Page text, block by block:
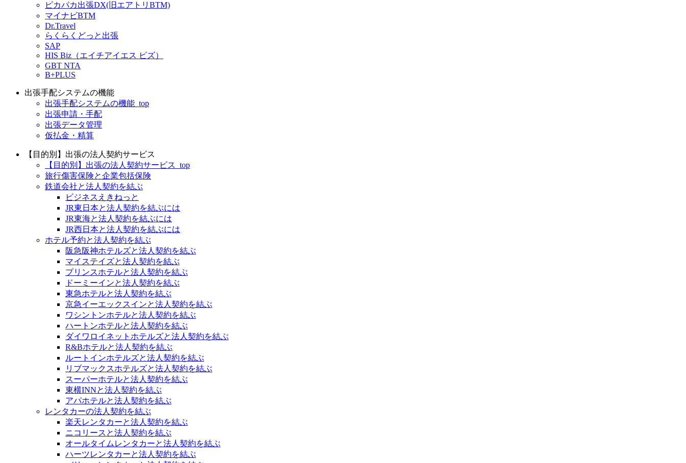
ピカパカ出張DX(旧エアトリBTM)
マイナビBTM
Dr.Travel
らくらくどっと出張
SAP
HIS Biz（エイチアイエス ビズ）
GBT NTA
B+PLUS
出張手配システムの機能
出張手配システムの機能_top
出張申請・手配
出張データ管理
仮払金・精算
【目的別】出張の法人契約サービス
【目的別】出張の法人契約サービス_top
旅行傷害保険と企業包括保険
鉄道会社と法人契約を結ぶ
ビジネスえきねっと
JR東日本と法人契約を結ぶには
JR東海と法人契約を結ぶには
JR西日本と法人契約を結ぶには
ホテル予約と法人契約を結ぶ
阪急阪神ホテルズと法人契約を結ぶ
マイステイズと法人契約を結ぶ
プリンスホテルと法人契約を結ぶ
ドーミーインと法人契約を結ぶ
東急ホテルと法人契約を結ぶ
京急イーエックスインと法人契約を結ぶ
ワシントンホテルと法人契約を結ぶ
ハートンホテルと法人契約を結ぶ
ダイワロイネットホテルズと法人契約を結ぶ
R&Bホテルと法人契約を結ぶ
ルートインホテルズと法人契約を結ぶ
リブマックスホテルズと法人契約を結ぶ
スーパーホテルと法人契約を結ぶ
東横INNと法人契約を結ぶ
アパホテルと法人契約を結ぶ
レンタカーの法人契約を結ぶ
楽天レンタカーと法人契約を結ぶ
ニコリースと法人契約を結ぶ
オールタイムレンタカーと法人契約を結ぶ
ハーツレンタカーと法人契約を結ぶ